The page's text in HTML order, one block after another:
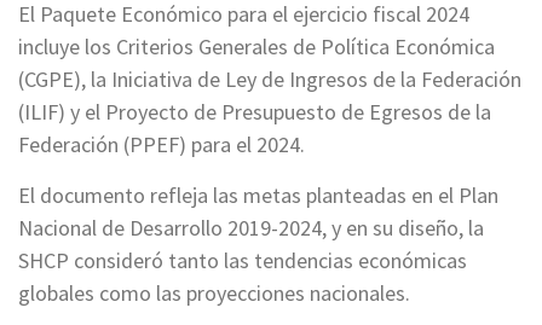
El Paquete Económico para el ejercicio fiscal 2024
incluye los Criterios Generales de Política Económica
(CGPE), la Iniciativa de Ley de Ingresos de la Federación
(ILIF) y el Proyecto de Presupuesto de Egresos de la
Federación (PPEF) para el 2024.
El documento refleja las metas planteadas en el Plan
Nacional de Desarrollo 2019-2024, y en su diseño, la
SHCP consideró tanto las tendencias económicas
globales como las proyecciones nacionales.